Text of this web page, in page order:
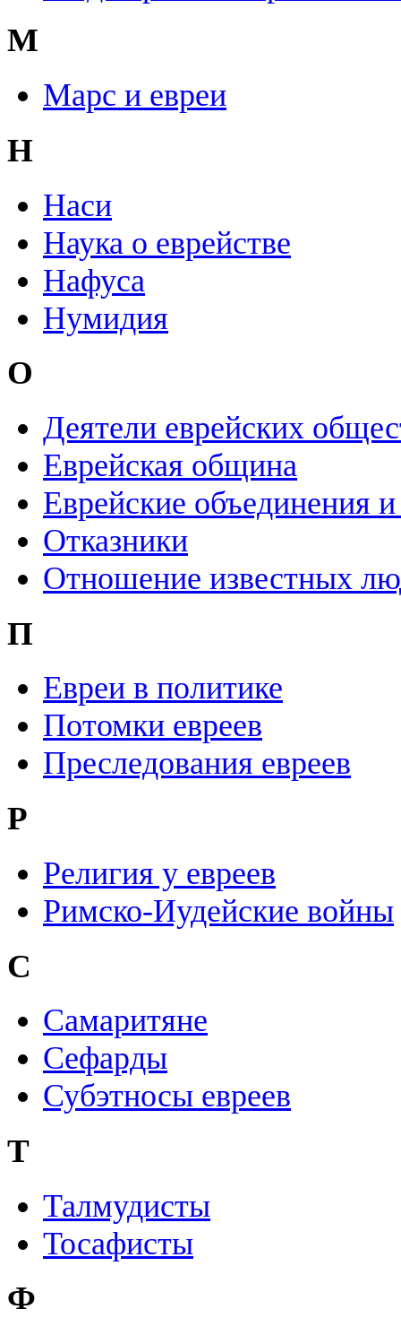
М
Марс и евреи
Н
Наси
Наука о еврействе
Нафуса
Нумидия
О
Деятели еврейских
Еврейская община
Еврейские объединения
Отказники
Отношение известных
П
Евреи в политике
Потомки евреев
Преследования евреев
Р
Религия у евреев
Римско-Иудейские войны
С
Самаритяне
Сефарды
Субэтносы евреев
Т
Талмудисты
Тосафисты
Ф